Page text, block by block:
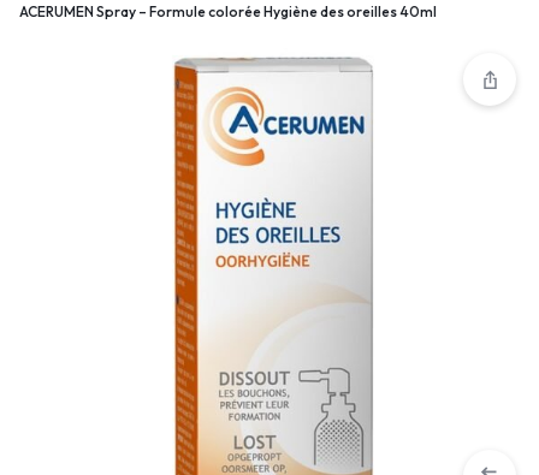
ACERUMEN Spray – Formule colorée Hygiène des oreilles 40ml